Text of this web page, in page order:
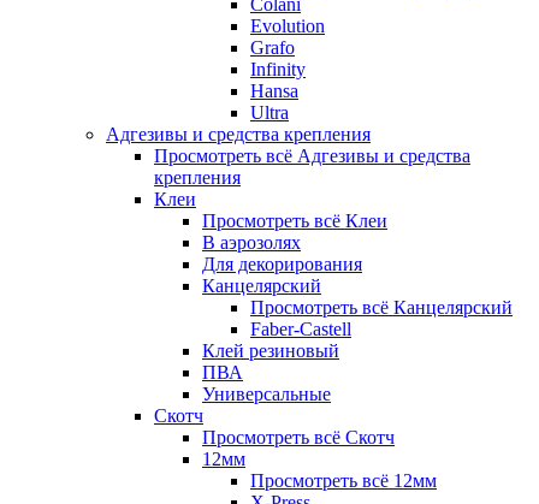
Colani
Evolution
Grafo
Infinity
Hansa
Ultra
Адгезивы и средства крепления
Просмотреть всё Адгезивы и средства
крепления
Клеи
Просмотреть всё Клеи
В аэрозолях
Для декорирования
Канцелярский
Просмотреть всё Канцелярский
Faber-Castell
Клей резиновый
ПВА
Универсальные
Скотч
Просмотреть всё Скотч
12мм
Просмотреть всё 12мм